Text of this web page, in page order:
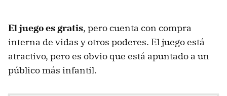
El juego es gratis, pero cuenta con compra
interna de vidas y otros poderes. El juego está
atractivo, pero es obvio que está apuntado a un
público más infantil.